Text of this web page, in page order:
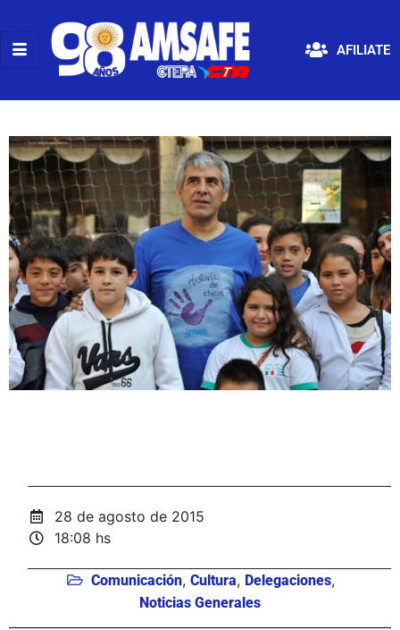
AFILIATE
28 de agosto de 2015
18:08 hs
Comunicación, Cultura, Delegaciones,
Noticias Generales